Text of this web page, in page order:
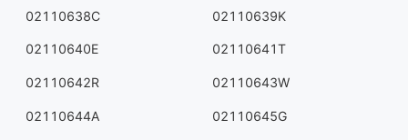
02110638C 02110639K
02110640E 02110641T
02110642R 02110643W
02110644A 02110645G